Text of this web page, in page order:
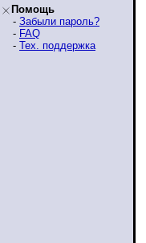
Помощь
- Забыли пароль?
- FAQ
- Тех. поддержка